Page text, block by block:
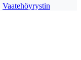
Vaatehöyrystin